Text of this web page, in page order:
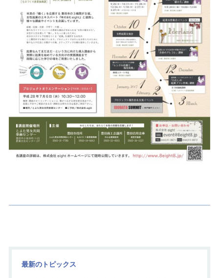
最新のトピックス